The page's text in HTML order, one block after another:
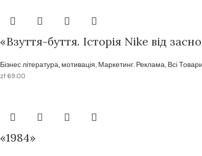
«Взуття-буття. Історія Nike від
Бізнес література, мотивація, Маркетинг. Реклама, Всі Товари
zł 69.00
«1984»